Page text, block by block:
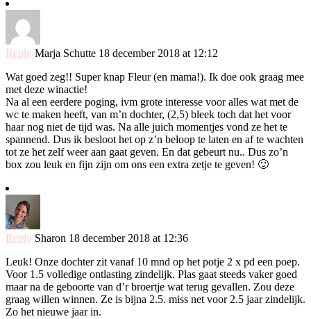
Reply Marja Schutte 18 december 2018 at 12:12
Wat goed zeg!! Super knap Fleur (en mama!). Ik doe ook graag mee
met deze winactie!
Na al een eerdere poging, ivm grote interesse voor alles wat met de
wc te maken heeft, van m’n dochter, (2,5) bleek toch dat het voor
haar nog niet de tijd was. Na alle juich momentjes vond ze het te
spannend. Dus ik besloot het op z’n beloop te laten en af te wachten
tot ze het zelf weer aan gaat geven. En dat gebeurt nu.. Dus zo’n
box zou leuk en fijn zijn om ons een extra zetje te geven! 🙂
Reply Sharon 18 december 2018 at 12:36
Leuk! Onze dochter zit vanaf 10 mnd op het potje 2 x pd een poep.
Voor 1.5 volledige ontlasting zindelijk. Plas gaat steeds vaker goed
maar na de geboorte van d’r broertje wat terug gevallen. Zou deze
graag willen winnen. Ze is bijna 2.5. miss net voor 2.5 jaar zindelijk.
Zo het nieuwe jaar in.